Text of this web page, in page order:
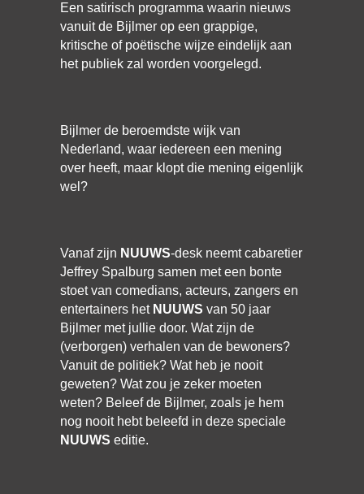
Een satirisch programma waarin nieuws
vanuit de Bijlmer op een grappige,
kritische of poëtische wijze eindelijk aan
het publiek zal worden voorgelegd.
Bijlmer de beroemdste wijk van
Nederland, waar iedereen een mening
over heeft, maar klopt die mening eigenlijk
wel?
Vanaf zijn NUUWS-desk neemt cabaretier
Jeffrey Spalburg samen met een bonte
stoet van comedians, acteurs, zangers en
entertainers het NUUWS van 50 jaar
Bijlmer met jullie door. Wat zijn de
(verborgen) verhalen van de bewoners?
Vanuit de politiek? Wat heb je nooit
geweten? Wat zou je zeker moeten
weten? Beleef de Bijlmer, zoals je hem
nog nooit hebt beleefd in deze speciale
NUUWS editie.